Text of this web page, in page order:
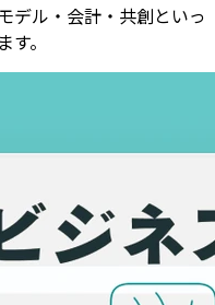
デル・会計・共創といっ
。